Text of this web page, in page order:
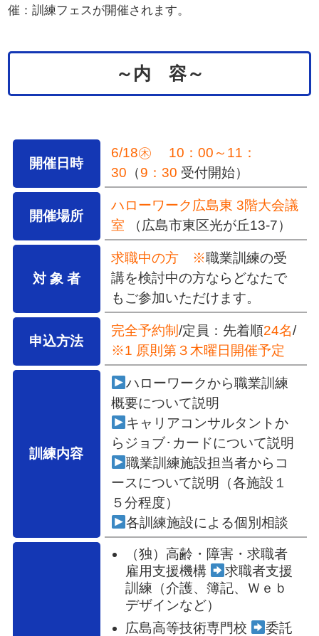
催：訓練フェスが開催されます。
～内 容～
開催日時
6/18㊍ 10：00～11：
30 （9：30 受付開始）
開催場所
ハローワーク広島東 3階大会議
室
（広島市東区光が丘13-7）
対 象 者
求職中の方 ※職業訓練の受
講を検討中の方ならどなたで
もご参加いただけます。
申込方法
完全予約制 /定員：先着順24名/
※1 原則第３木曜日開催予定
訓練内容
ハローワークから職業訓練
概要について説明
キャリアコンサルタントか
らジョブ･カードについて説明
職業訓練施設担当者からコ
ースについて説明（各施設１
５分程度）
各訓練施設による個別相談
（独）高齢・障害・求職者
雇用支援機構
求職者支援
訓練（介護、簿記、Ｗｅｂ
デザインなど）
広島高等技術専門校
委託